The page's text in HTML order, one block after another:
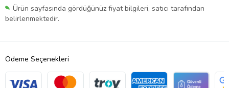
Ürün sayfasında gördüğünüz fiyat bilgileri, satıcı tarafından
belirlenmektedir.
Ödeme Seçenekleri